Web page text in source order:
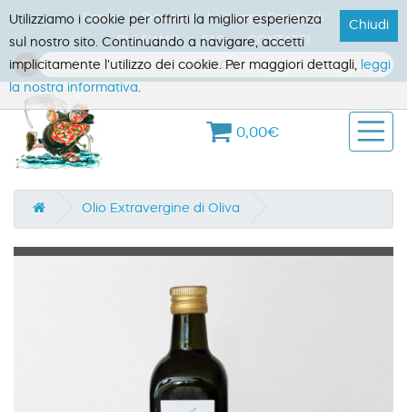
Forum Ricettario
Gruppo Facebook
CHI SIAMO
FAQ CONTATTI
0,00€
Olio Extravergine di Oliva
Chiudi
Utilizziamo i cookie per offrirti la miglior esperienza
sul nostro sito. Continuando a navigare, accetti
implicitamente l'utilizzo dei cookie. Per maggiori dettagli, leggi
la nostra informativa.